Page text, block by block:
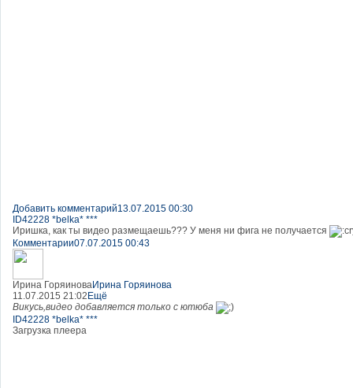
Добавить комментарий13.07.2015 00:30
ID42228 *belka* ***
Иришка, как ты видео размещаешь??? У меня ни фига не получается
Комментарии07.07.2015 00:43
Ирина ГоряиноваИрина Горяинова
11.07.2015 21:02 Ещё
Викусь,видео добавляется только с ютюба
ID42228 *belka* ***
Загрузка плеера